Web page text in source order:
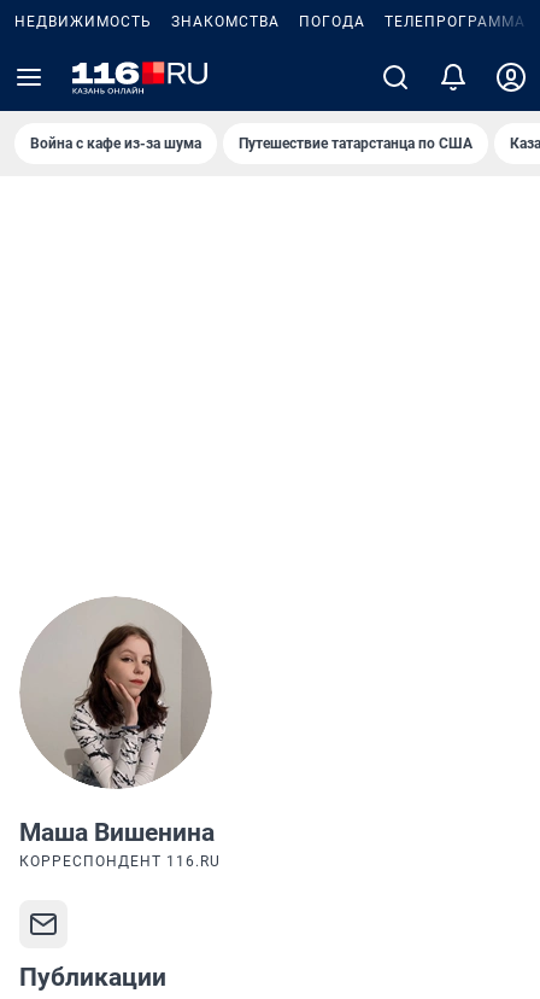
НЕДВИЖИМОСТЬ ЗНАКОМСТВА ПОГОДА ТЕЛЕПРОГРАММА
Война с кафе из-за шума Путешествие татарстанца по США
Маша Вишенина
КОРРЕСПОНДЕНТ 116.RU
Публикации